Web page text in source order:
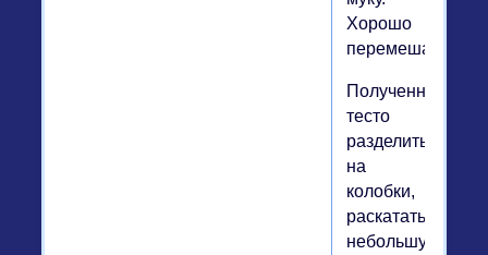
Хорошо
перемешать.
Полученное
тесто
разделить
на
колобки,
раскатать
небольшую